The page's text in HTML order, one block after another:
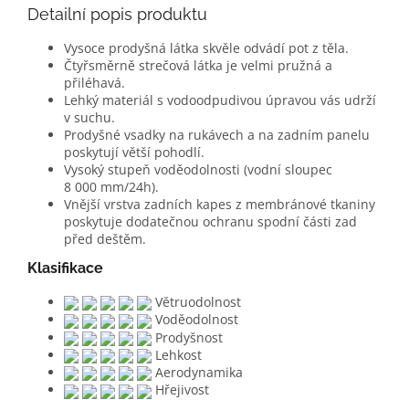
Detailní popis produktu
Vysoce prodyšná látka skvěle odvádí pot z těla.
Čtyřsměrně strečová látka je velmi pružná a
přiléhavá.
Lehký materiál s vodoodpudivou úpravou vás udrží
v suchu.
Prodyšné vsadky na rukávech a na zadním panelu
poskytují větší pohodlí.
Vysoký stupeň voděodolnosti (vodní sloupec
8 000 mm/24h).
Vnější vrstva zadních kapes z membránové tkaniny
poskytuje dodatečnou ochranu spodní části zad
před deštěm.
Klasifikace
Větruodolnost
Voděodolnost
Prodyšnost
Lehkost
Aerodynamika
Hřejivost